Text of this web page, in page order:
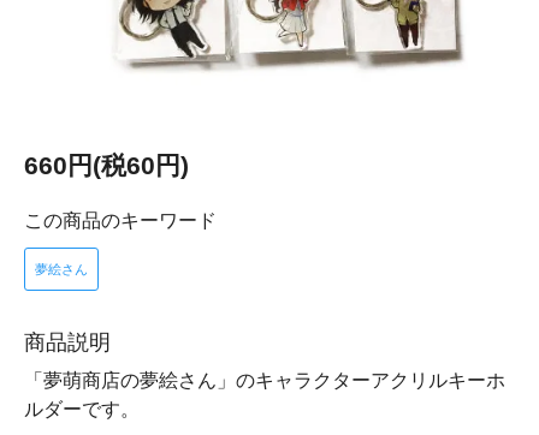
660円(税60円)
この商品のキーワード
夢絵さん
商品説明
「夢萌商店の夢絵さん」のキャラクターアクリルキーホ
ルダーです。